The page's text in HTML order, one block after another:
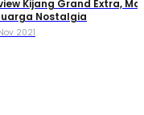
Kijang Grand Extra,
Nostalgia
2021